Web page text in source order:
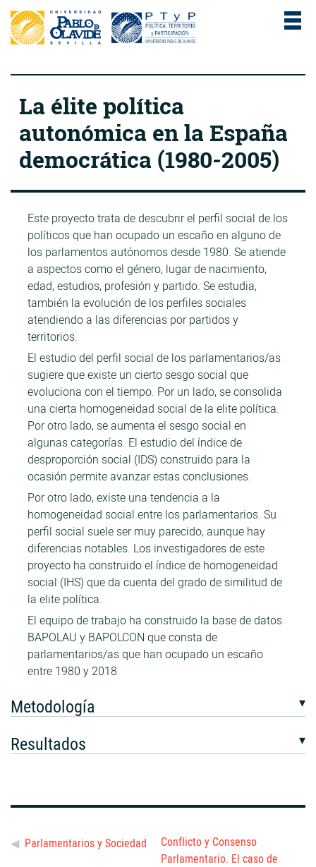
La élite política
autonómica en la España
democrática (1980-2005)
Este proyecto trata de descubrir el perfil social de los
políticos que han ocupado un escaño en alguno de
los parlamentos autónomos desde 1980. Se atiende
a aspectos como el género, lugar de nacimiento,
edad, estudios, profesión y partido. Se estudia,
también la evolución de los perfiles sociales
atendiendo a las diferencias por partidos y
territorios.
El estudio del perfil social de los parlamentarios/as
sugiere que existe un cierto sesgo social que
evoluciona con el tiempo. Por un lado, se consolida
una cierta homogeneidad social de la elite política.
Por otro lado, se aumenta el sesgo social en
algunas categorías. El estudio del índice de
desproporción social (IDS) construido para la
ocasión permite avanzar estas conclusiones.
Por otro lado, existe una tendencia a la
homogeneidad social entre los parlamentarios. Su
perfil social suele ser muy parecido, aunque hay
diferencias notables. Los investigadores de este
proyecto ha construido el índice de homogeneidad
social (IHS) que da cuenta del grado de similitud de
la elite política.
El equipo de trabajo ha construido la base de datos
BAPOLAU y BAPOLCON que consta de
parlamentarios/as que han ocupado un escaño
entre 1980 y 2018.
Metodología
Resultados
Parlamentarios y Sociedad
Conflicto y Consenso
Parlamentario. El caso de